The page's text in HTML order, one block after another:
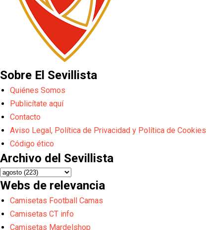
Sobre El Sevillista
Quiénes Somos
Publicítate aquí
Contacto
Aviso Legal, Política de Privacidad y Política de Cookies
Código ético
Archivo del Sevillista
Webs de relevancia
Camisetas Football Camas
Camisetas CT info
Camisetas Mardelshop